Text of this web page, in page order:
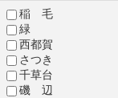
稲 毛
緑
西都賀
さつき
千草台
磯 辺